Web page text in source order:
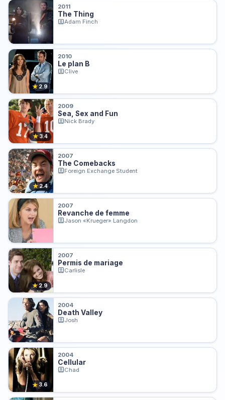
2011
The Thing
Adam Finch
★ 2.9
2010
Le plan B
Clive
★3.4
2009
Sea, Sex and Fun
Nick Brady
★2.4
2007
The Comebacks
Foreign Exchange Student
2007
Revanche de femme
Jason «Krueger» Langdon
★ 2.9
2007
Permis de mariage
Carlisle
2004
Death Valley
Josh
★3.6
2004
Cellular
Chad